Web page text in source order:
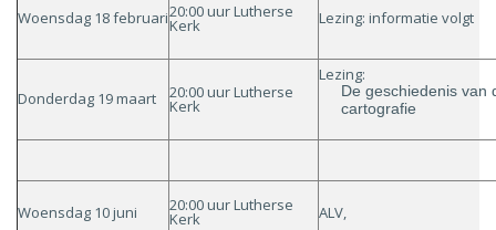
Woensdag 18 februari20:00 uur Lutherse
Kerk Lezing: informatie volgt
Donderdag 19 maart 20:00 uur Lutherse
Kerk
Lezing:
De geschiedenis van
cartografie
Woensdag 10 juni 20:00 uur Lutherse
Kerk ALV,